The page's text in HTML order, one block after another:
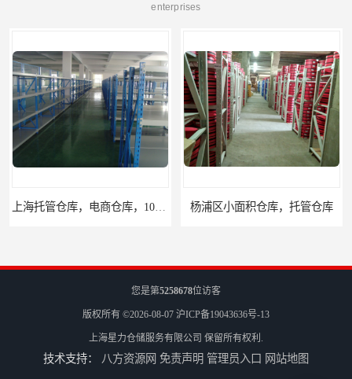
enterprises
上海托管仓库，电商仓库，10平起租 杨浦区小面积仓库，托管仓库
您是第5258678位访客
版权所有 ©2026-08-07 沪ICP备19043636号-13
上海星力仓储服务有限公司 保留所有权利.
技术支持： 八方资源网 免责声明 管理员入口 网站地图